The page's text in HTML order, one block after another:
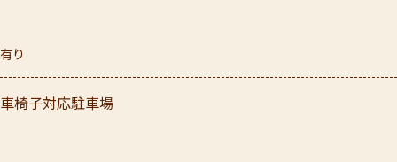
有り
車椅子対応駐車場